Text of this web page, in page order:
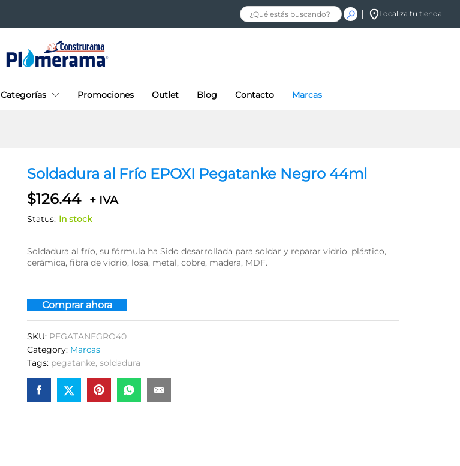
Localiza tu tienda
Categorías Promociones Outlet Blog Contacto Marcas
Soldadura al Frío EPOXI Pegatanke Negro 44ml
$126.44 + IVA
Status: In stock
Soldadura al frío, su fórmula ha Sido desarrollada para soldar y reparar vidrio, plástico,
cerámica, fibra de vidrio, losa, metal, cobre, madera, MDF.
Comprar ahora
SKU: PEGATANEGRO40
Category: Marcas
Tags: pegatanke,soldadura
126.44 + IVA Añadir al carrito